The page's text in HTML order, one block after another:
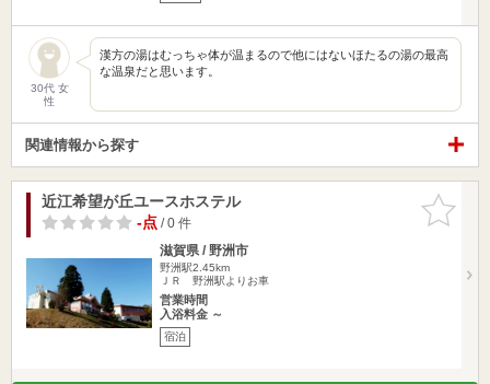
30代 女
性
漢方の湯はむっちゃ体が温まるので他にはないほたるの湯の最高
な温泉だと思います。
関連情報から探す
お気に入
りに追加
近江希望が丘ユースホステル
-点/ 0 件
滋賀県 / 野洲市
野洲駅2.45km
ＪＲ 野洲駅よりお車
営業時間
入浴料金 ～
宿泊